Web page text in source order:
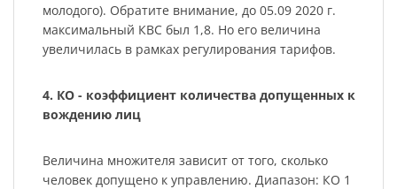
молодого). Обратите внимание, до 05.09 2020 г.
максимальный КВС был 1,8. Но его величина
увеличилась в рамках регулирования тарифов.
4. КО - коэффициент количества допущенных к
вождению лиц
Величина множителя зависит от того, сколько
человек допущено к управлению. Диапазон: КО 1